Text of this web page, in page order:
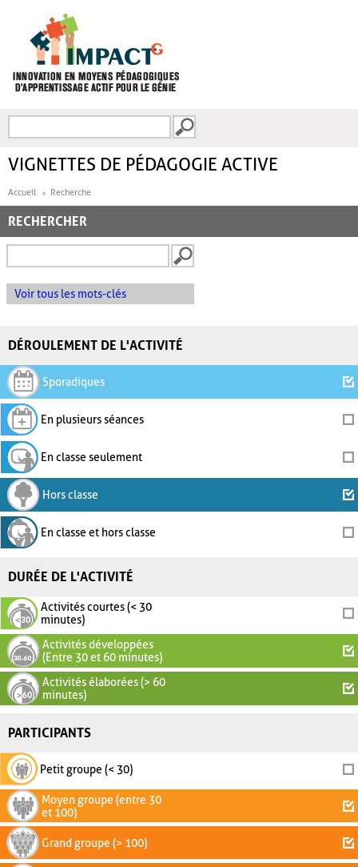
FORMULAIRE DE
VIGNETTES DE PÉDAGOGIE ACTIVE
Accueil Recherche
RECHERCHER
Voir tous les mots-clés
DÉROULEMENT DE L'ACTIVITÉ
Sporadiques
En plusieurs séances
En classe seulement
Hors classe
En classe et hors classe
DURÉE DE L'ACTIVITÉ
Activités courtes (< 30
minutes)
Activités développées
(Entre 30 et 60 minutes)
Activités élaborées (> 60
minutes)
PARTICIPANTS
Petit groupe (< 30)
Moyen groupe (entre 30
et 100)
Grand groupe (> 100)